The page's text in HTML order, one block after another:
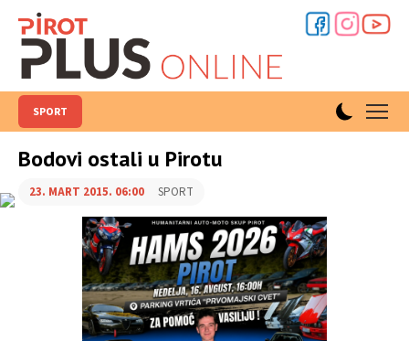
SPORT
Bodovi ostali u Pirotu
23. MART 2015. 06:00 SPORT